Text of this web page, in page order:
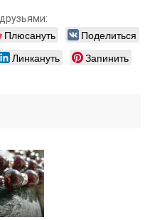
Плюсануть
Поделиться
Линкануть Запинить